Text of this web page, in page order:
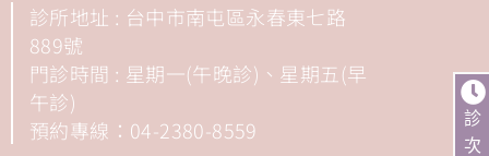
診
次
診所地址 : 台中市南屯區永春東七路
889號
門診時間 : 星期一(午晚診)、星期五(早
午診)
預約專線：04-2380-8559